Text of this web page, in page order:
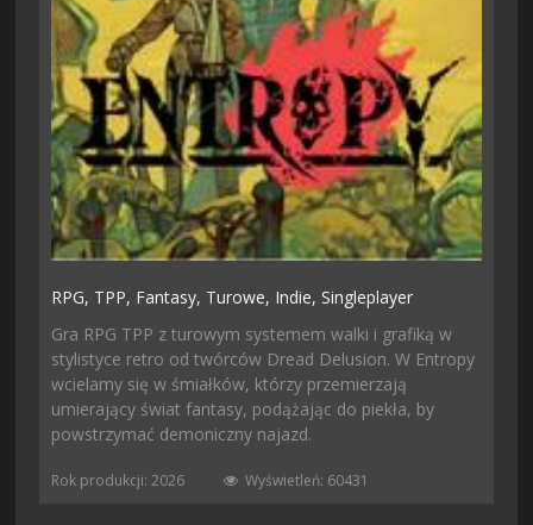
RPG, TPP, Fantasy, Turowe, Indie,Singleplayer
Gra RPG TPP z turowym systemem walki i grafiką w
stylistyce retro od twórców Dread Delusion. W Entropy
wcielamy się w śmiałków, którzy przemierzają
umierający świat fantasy, podążając do piekła, by
powstrzymać demoniczny najazd.
Rok produkcji: 2026 Wyświetleń: 60431